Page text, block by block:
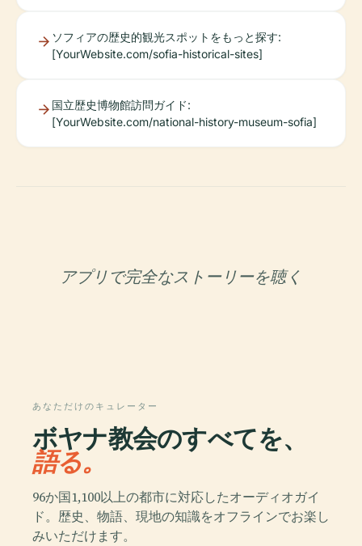
ソフィアの歴史的観光スポットをもっと探す:
[YourWebsite.com/sofia-historical-sites]
国立歴史博物館訪問ガイド:
[YourWebsite.com/national-history-museum-sofia]
アプリで完全なストーリーを聴く
あなただけのキュレーター
ボヤナ教会のすべてを、
語る。
96か国1,100以上の都市に対応したオーディオガイ
ド。歴史、物語、現地の知識をオフラインでお楽し
みいただけます。